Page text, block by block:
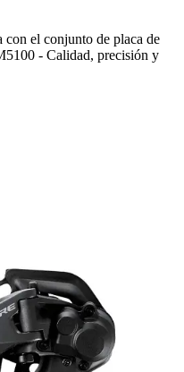
el conjunto de placa de
- Calidad, precisión y